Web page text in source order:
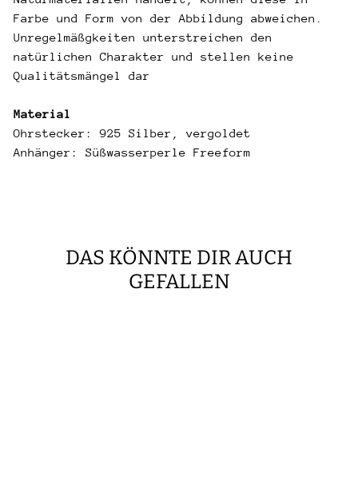
Farbe und Form von der Abbildung abweichen.
Unregelmäßgkeiten unterstreichen den
natürlichen Charakter und stellen keine
Qualitätsmängel dar
Material
Ohrstecker: 925 Silber, vergoldet
Anhänger: Süßwasserperle Freeform
DAS KÖNNTE DIR AUCH
GEFALLEN